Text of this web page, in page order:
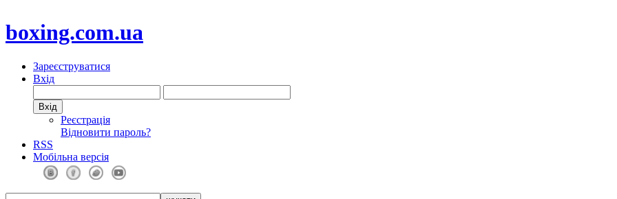
boxing.com.ua
Зареєструватися
Вхід
Реєстрація
Відновити пароль?
RSS
Мобільна версія